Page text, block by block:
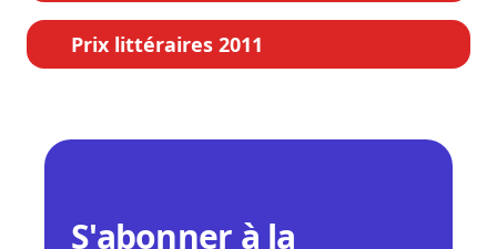
Prix littéraires 2011
S'abonner à la